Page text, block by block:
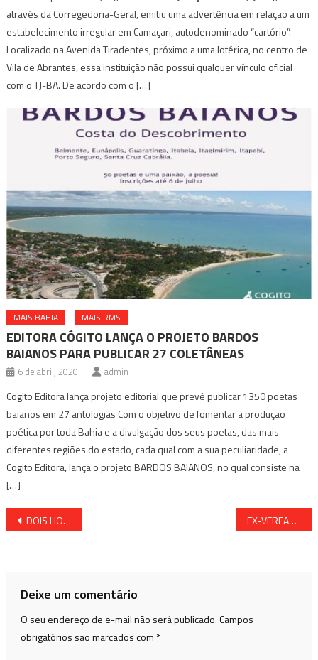
através da Corregedoria-Geral, emitiu uma advertência em relação a um
estabelecimento irregular em Camaçari, autodenominado “cartório”.
Localizado na Avenida Tiradentes, próximo a uma lotérica, no centro de
Vila de Abrantes, essa instituição não possui qualquer vínculo oficial
com o TJ-BA. De acordo com o […]
MAIS BAHIA MAIS RMS
EDITORA CÓGITO LANÇA O PROJETO BARDOS
BAIANOS PARA PUBLICAR 27 COLETÂNEAS
6 de abril, 2020 admin
Cogito Editora lança projeto editorial que prevê publicar 1350 poetas
baianos em 27 antologias Com o objetivo de fomentar a produção
poética por toda Bahia e a divulgação dos seus poetas, das mais
diferentes regiões do estado, cada qual com a sua peculiaridade, a
Cogito Editora, lança o projeto BARDOS BAIANOS, no qual consiste na
[…]
Navegação
DOIS HOMENS SÃO MORTOS A TIROS AO TENTAR ENTRAR EM QUARTO DE HOTEL EM FEIRA DE SANTANA EX-VEREADOR DECLARA APOIO A SORAIA CABRAL
Deixe um comentário
O seu endereço de e-mail não será publicado.Campos
obrigatórios são marcados com *